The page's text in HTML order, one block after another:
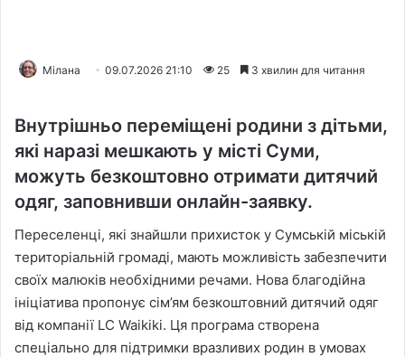
Мілана 09.07.2026 21:10 25 3 хвилин для читання
Внутрішньо переміщені родини з дітьми,
які наразі мешкають у місті Суми,
можуть безкоштовно отримати дитячий
одяг, заповнивши онлайн-заявку.
Переселенці, які знайшли прихисток у Сумській міській
територіальній громаді, мають можливість забезпечити
своїх малюків необхідними речами. Нова благодійна
ініціатива пропонує сім’ям безкоштовний дитячий одяг
від компанії LC Waikiki. Ця програма створена
спеціально для підтримки вразливих родин в умовах